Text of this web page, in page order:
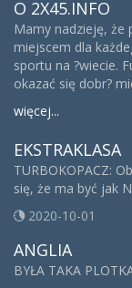
O 2X45.INFO
Mamy nadzieję, że
miejscem dla
sportu na ?wiecie.
okazać się dobr?
więcej...
EKSTRAKLASA
TURBOKOPACZ:
się, że ma być jak
2020-10-01
ANGLIA
BYŁA TAKA